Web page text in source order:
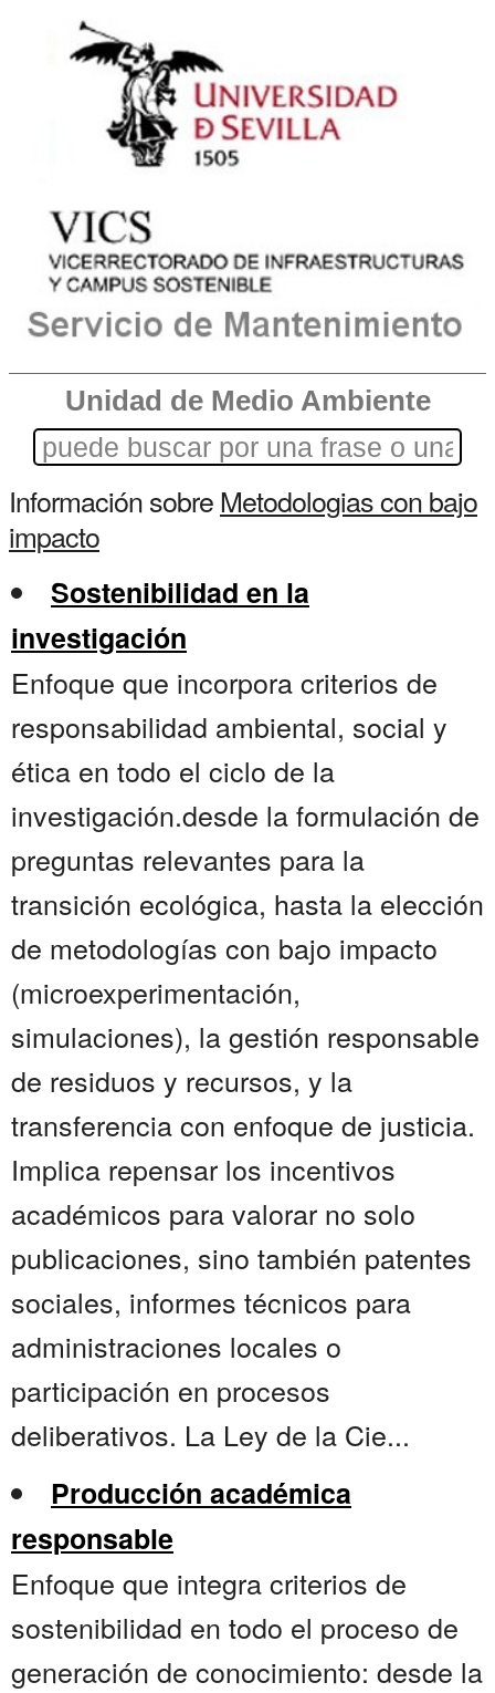
Unidad de Medio Ambiente
Información sobreMetodologias con bajo
impacto
Sostenibilidad en la
investigación
Enfoque que incorpora criterios de
responsabilidad ambiental, social y
ética en todo el ciclo de la
investigación.desde la formulación de
preguntas relevantes para la
transición ecológica, hasta la elección
de metodologías con bajo impacto
(microexperimentación,
simulaciones), la gestión responsable
de residuos y recursos, y la
transferencia con enfoque de justicia.
Implica repensar los incentivos
académicos para valorar no solo
publicaciones, sino también patentes
sociales, informes técnicos para
administraciones locales o
participación en procesos
deliberativos. La Ley de la Cie...
Producción académica
responsable
Enfoque que integra criterios de
sostenibilidad en todo el proceso de
generación de conocimiento: desde la